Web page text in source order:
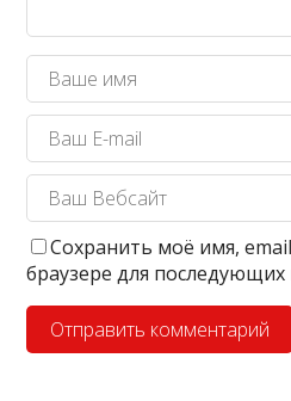
Сохранить моё имя,
браузере для